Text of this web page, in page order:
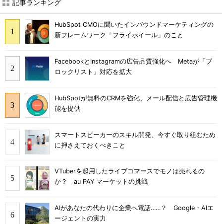
記事ランキング
HubSpot CMOに聞いたインバウンドマーケティングの
新フレームワーク「フライホイール」のこと
FacebookとInstagramの広告品質強化へ Metaが「ブ
ロックリスト」対応を拡大
HubSpotが無料のCRMを強化、メール配信と広告管理機
能を提供
スマートスピーカーのスキル開発、今すぐ取り組むため
に押さえておくべきこと
VTuberを起用したライブコマースでモノは売れるの
か？ au PAY マーケットの挑戦
AIがあなたの代わりに企業へ電話……？ Google・AIエ
ージェントの実力